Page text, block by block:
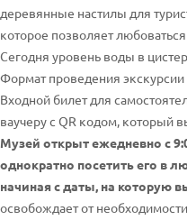
деревянные настилы для
которое позволяет
Сегодня уровень воды в
Формат проведения экскурсии
Входной билет для
ваучеру с QR кодом, который
Музей открыт ежедневно с
однократно посетить его в
начиная с даты, на которую
освобождает от